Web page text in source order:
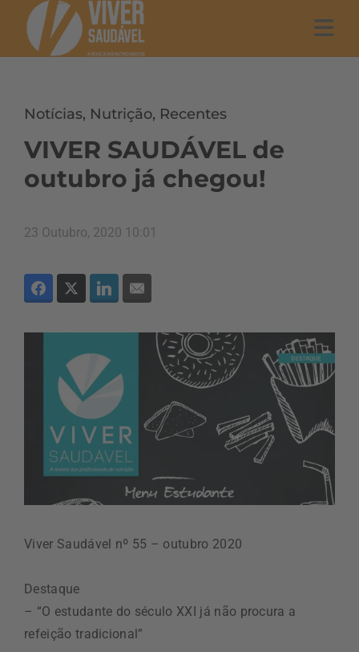
Notícias, Nutrição, Recentes
VIVER SAUDÁVEL de
outubro já chegou!
23 Outubro, 2020 10:01
Viver Saudável nº 55 – outubro 2020
Destaque
– “O estudante do século XXI já não procura a
refeição tradicional”